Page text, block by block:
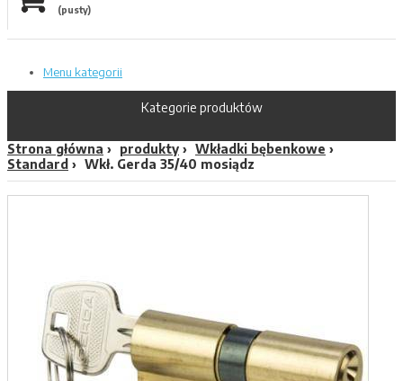
(pusty)
Menu kategorii
Kategorie produktów
Strona główna produkty
Wkładki bębenkowe
Standard
Wkł. Gerda 35/40 mosiądz